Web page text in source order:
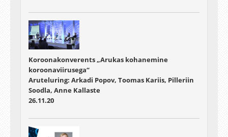
Koroonakonverents „Arukas kohanemine
koroonaviirusega“
Aruteluring: Arkadi Popov, Toomas Kariis, Pilleriin
Soodla, Anne Kallaste
26.11.20